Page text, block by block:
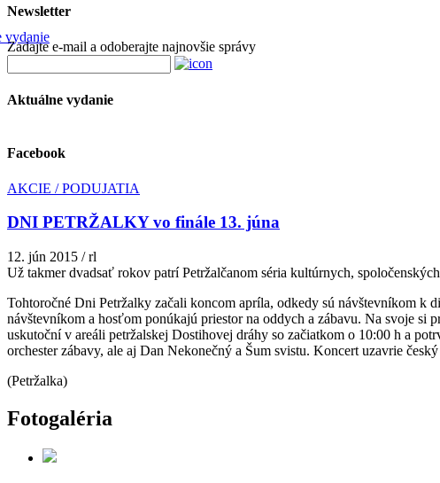
Newsletter
Zadajte e-mail a odoberajte najnovšie správy
Aktuálne vydanie
Facebook
AKCIE / PODUJATIA
DNI PETRŽALKY vo finále 13. júna
12. jún 2015 /rl
Už takmer dvadsať rokov patrí Petržalčanom séria kultúrnych,
Tohtoročné Dni Petržalky začali koncom apríla, odkedy sú návštevníkom k
návštevníkom a hosťom ponúkajú priestor na oddych a zábavu. Na svoje si
uskutoční v areáli petržalskej Dostihovej dráhy so začiatkom o 10:00 h a
orchester zábavy, ale aj Dan Nekonečný a Šum svistu. Koncert uzavrie
(Petržalka)
Fotogaléria